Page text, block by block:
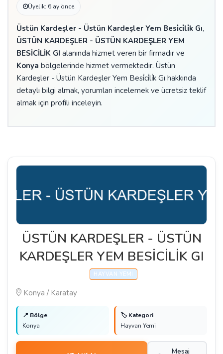
Üyelik: 6 ay önce
Üstün Kardeşler - Üstün Kardeşler Yem Besi̇ci̇li̇k Gı,
ÜSTÜN KARDEŞLER - ÜSTÜN KARDEŞLER YEM
BESİCİLİK GI alanında hizmet veren bir firmadır ve
Konya bölgelerinde hizmet vermektedir. Üstün
Kardeşler - Üstün Kardeşler Yem Besi̇ci̇li̇k Gı hakkında
detaylı bilgi almak, yorumları incelemek ve ücretsiz teklif
almak için profili inceleyin.
ÜSTÜN KARDEŞLER - ÜSTÜN
KARDEŞLER YEM BESİCİLİK GI
HAYVAN YEMI
Konya / Karatay
📍 Bölge
Konya
🏷️ Kategori
Hayvan Yemi
Mesaj